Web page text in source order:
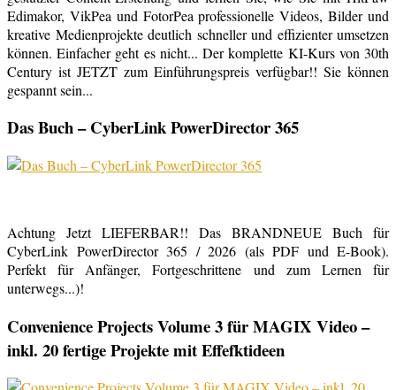
Edimakor, VikPea und FotorPea professionelle Videos, Bilder und
kreative Medienprojekte deutlich schneller und effizienter umsetzen
können. Einfacher geht es nicht... Der komplette KI-Kurs von 30th
Century ist JETZT zum Einführungspreis verfügbar!! Sie können
gespannt sein...
Das Buch – CyberLink PowerDirector 365
Achtung Jetzt LIEFERBAR!! Das BRANDNEUE Buch für
CyberLink PowerDirector 365 / 2026 (als PDF und E-Book).
Perfekt für Anfänger, Fortgeschrittene und zum Lernen für
unterwegs...)!
Convenience Projects Volume 3 für MAGIX Video –
inkl. 20 fertige Projekte mit Effefktideen